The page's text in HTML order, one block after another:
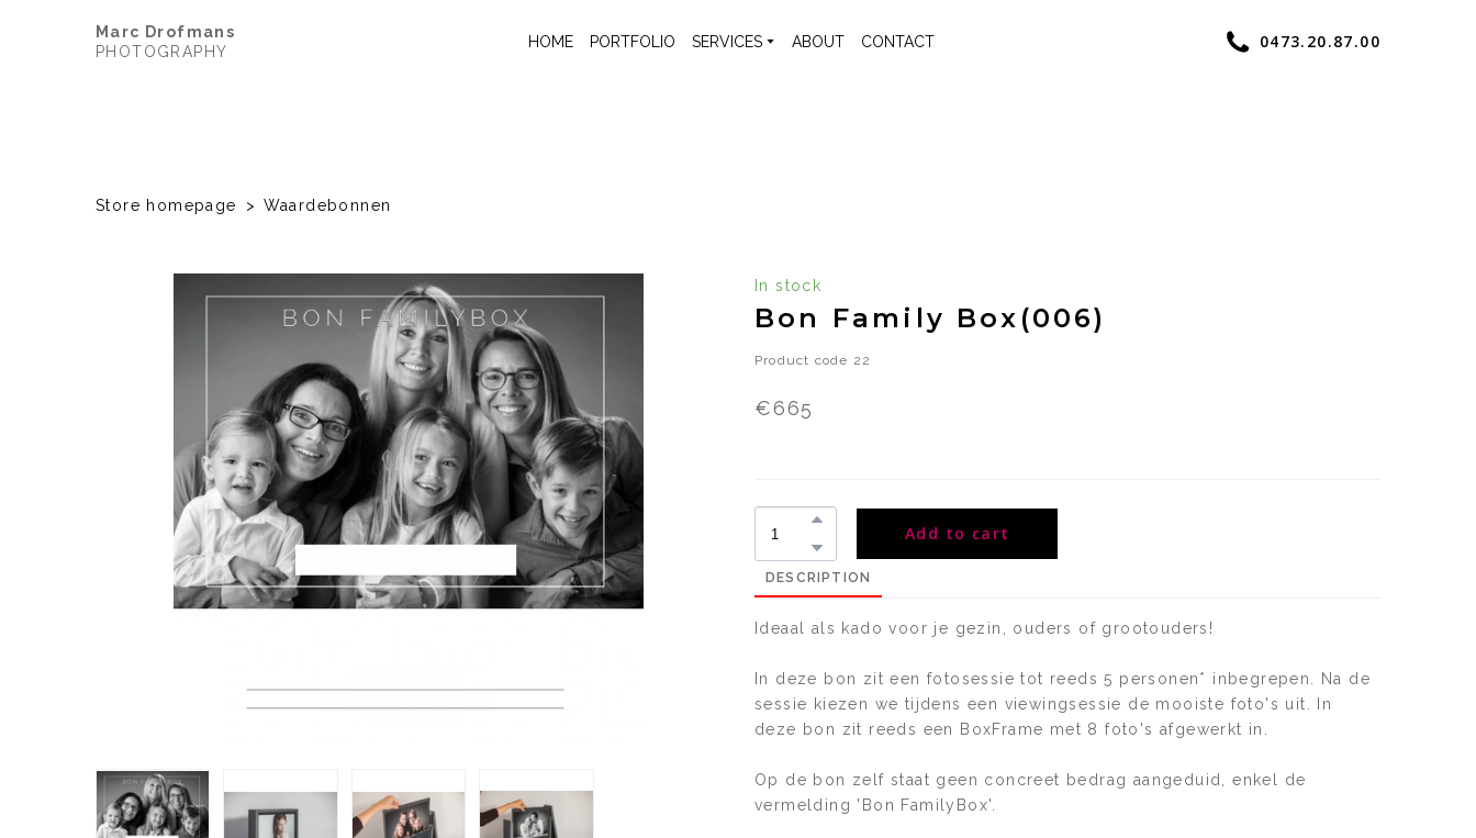
Marc Drofmans
PHOTOGRAPHY
HOME PORTFOLIO SERVICES ABOUT CONTACT 0473.20.87.00
Store homepage Waardebonnen
In stock
Bon Family Box (006)
Product code 22
€665
Add to cart
DESCRIPTION
Ideaal als kado voor je gezin, ouders of grootouders!
In deze bon zit een fotosessie tot reeds 5 personen* inbegrepen. Na de
sessie kiezen we tijdens een viewingsessie de mooiste foto's uit. In
deze bon zit reeds een BoxFrame met 8 foto's afgewerkt in.
Op de bon zelf staat geen concreet bedrag aangeduid, enkel de
vermelding 'Bon FamilyBox'.